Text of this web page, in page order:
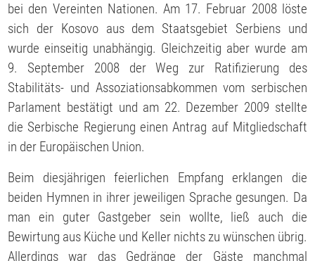
bei den Vereinten Nationen. Am 17. Februar 2008 löste
sich der Kosovo aus dem Staatsgebiet Serbiens und
wurde einseitig unabhängig. Gleichzeitig aber wurde am
9. September 2008 der Weg zur Ratifizierung des
Stabilitäts- und Assoziationsabkommen vom serbischen
Parlament bestätigt und am 22. Dezember 2009 stellte
die Serbische Regierung einen Antrag auf Mitgliedschaft
in der Europäischen Union.
Beim diesjährigen feierlichen Empfang erklangen die
beiden Hymnen in ihrer jeweiligen Sprache gesungen. Da
man ein guter Gastgeber sein wollte, ließ auch die
Bewirtung aus Küche und Keller nichts zu wünschen übrig.
Allerdings war das Gedränge der Gäste manchmal